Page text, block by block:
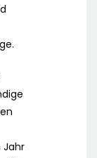
Jahr